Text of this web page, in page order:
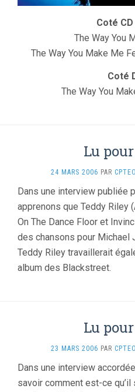
Coté
The Way You
The Way You Make Me
Coté
The Way You
Lu
24 MARS 2006 PAR CPTEO
Dans une interview publiée
apprenons que Teddy Riley
On The Dance Floor et
des chansons pour Michael
Teddy Riley travaillerait
album des Blackstreet.
Lu
23 MARS 2006 PAR CPTEO
Dans une interview
savoir comment est-ce qu’il